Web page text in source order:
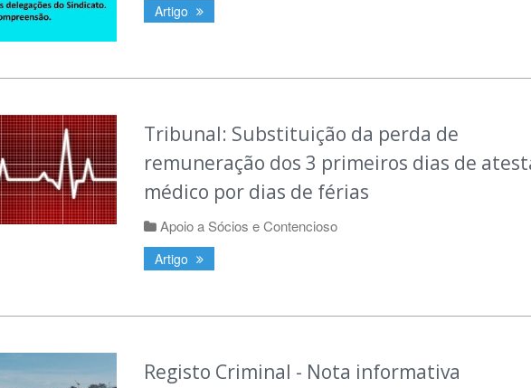
Artigo
Tribunal: Substituição da perda de
remuneração dos 3 primeiros dias de
médico por dias de férias
Apoio a Sócios e Contencioso
Artigo
Registo Criminal - Nota informativa